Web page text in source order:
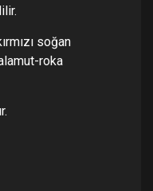
soğan
roka